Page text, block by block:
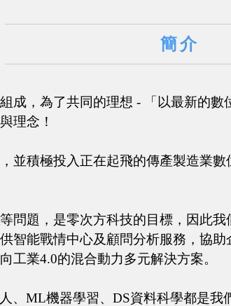
簡介
成，為了共同的理想 - 「以最新的數
理念！
並積極投入正在起飛的傳產製造業數
等問題，是零次方科技的目標，因此我
智能戰情中心及顧問分析服務，協助
工業4.0的混合動力多元解決方案。
、ML機器學習、DS資料科學都是我